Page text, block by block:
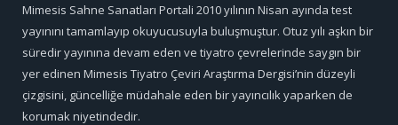
Mimesis Sahne Sanatları Portali 2010 yılının Nisan ayında test
yayınını tamamlayıp okuyucusuyla buluşmuştur. Otuz yılı aşkın bir
süredir yayınına devam eden ve tiyatro çevrelerinde saygın bir
yer edinen Mimesis Tiyatro Çeviri Araştırma Dergisi’nin düzeyli
çizgisini, güncelliğe müdahale eden bir yayıncılık yaparken de
korumak niyetindedir.